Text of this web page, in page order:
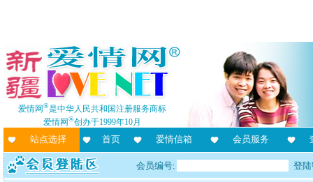
爱情网®是中华人民共和国注册服务商标
爱情网®创办于1999年10月
站点选择 首页 爱情信箱 会员服务
会员编号: 登